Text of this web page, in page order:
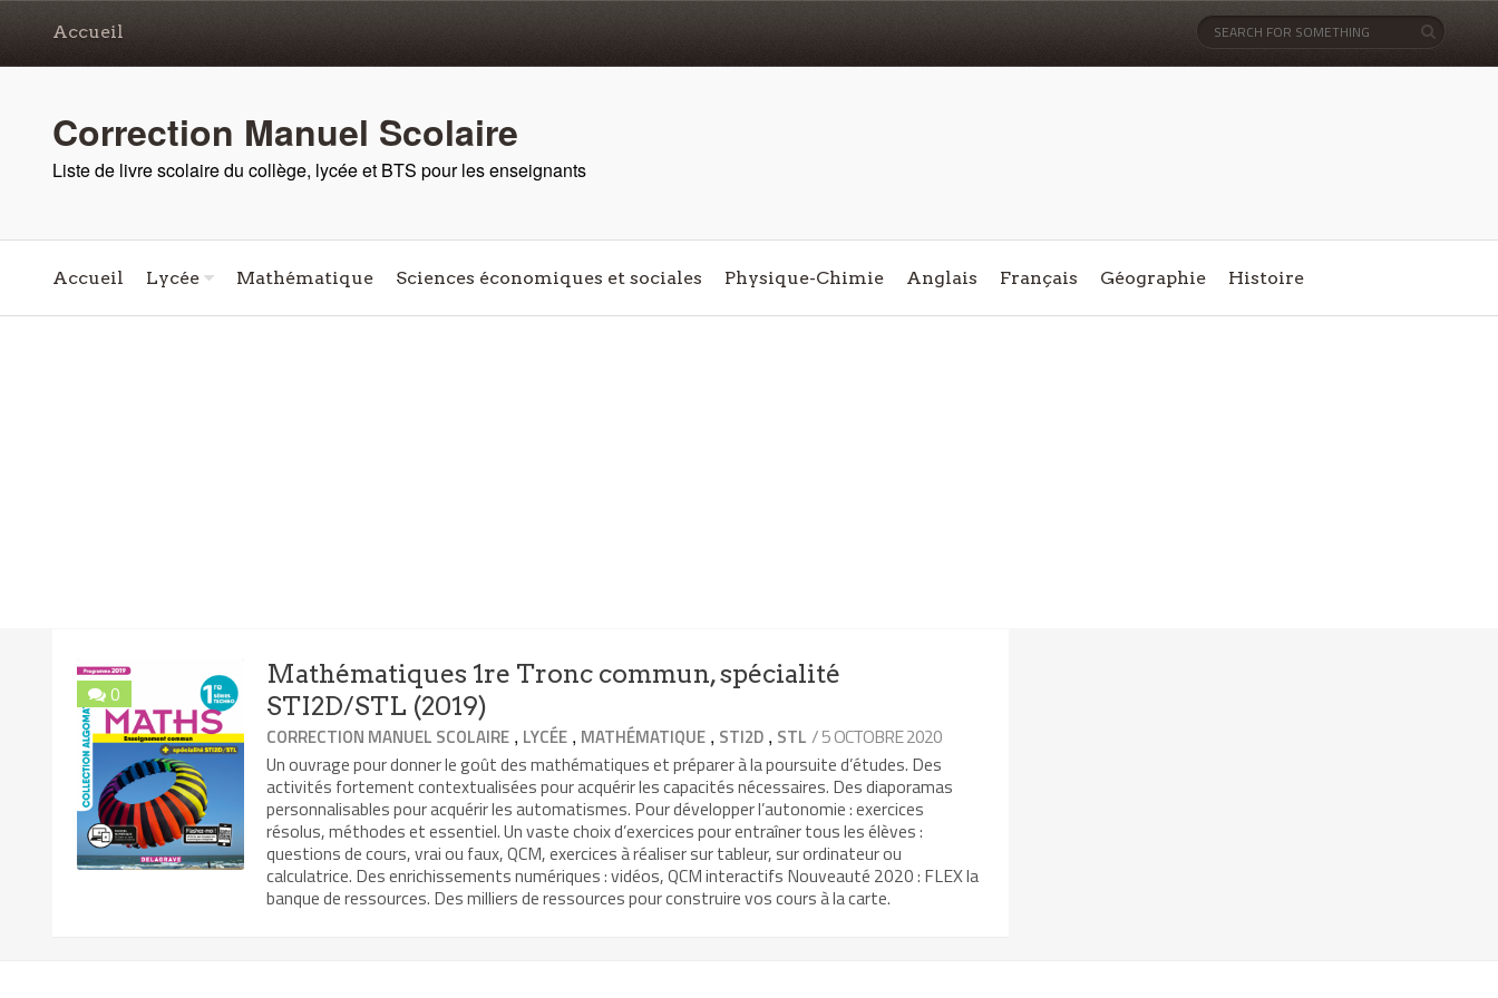
Accueil
Correction Manuel Scolaire
Liste de livre scolaire du collège, lycée et BTS pour les enseignants
Accueil Lycée Mathématique Sciences économiques et sociales Physique-Chimie Anglais Français Géographie Histoire
0
Mathématiques 1re Tronc commun, spécialité
STI2D/STL (2019)
CORRECTION MANUEL SCOLAIRE , LYCÉE , MATHÉMATIQUE , STI2D , STL / 5 OCTOBRE 2020
Un ouvrage pour donner le goût des mathématiques et préparer à la poursuite d’études. Des
activités fortement contextualisées pour acquérir les capacités nécessaires. Des diaporamas
personnalisables pour acquérir les automatismes. Pour développer l’autonomie : exercices
résolus, méthodes et essentiel. Un vaste choix d’exercices pour entraîner tous les élèves :
questions de cours, vrai ou faux, QCM, exercices à réaliser sur tableur, sur ordinateur ou
calculatrice. Des enrichissements numériques : vidéos, QCM interactifs Nouveauté 2020 : FLEX la
banque de ressources. Des milliers de ressources pour construire vos cours à la carte.